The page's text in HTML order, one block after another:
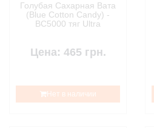
Голубая Сахарная Вата
(Blue Cotton Candy) -
BC5000 тяг Ultra
Цена: 465 грн.
Нет в наличии